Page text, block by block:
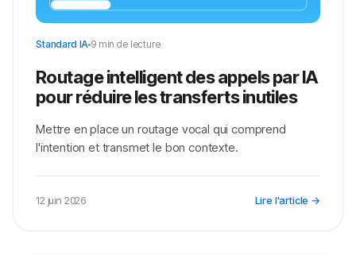
Standard IA 9 min de lecture
Routage intelligent des appels par IA
pour réduire les transferts inutiles
Mettre en place un routage vocal qui comprend
l'intention et transmet le bon contexte.
12 juin 2026 Lire l'article →